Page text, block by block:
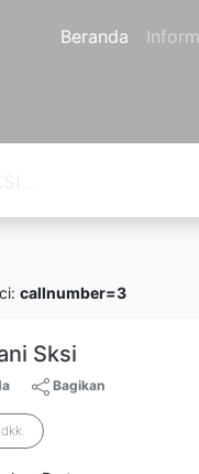
Beranda
callnumber=3
Sksi
Bagikan